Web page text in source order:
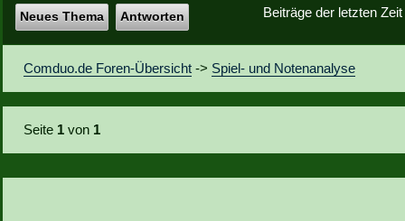
Beiträge der letzten
Neues Thema Antworten
Comduo.de Foren-Übersicht -> Spiel- und Notenanalyse
Seite 1 von 1